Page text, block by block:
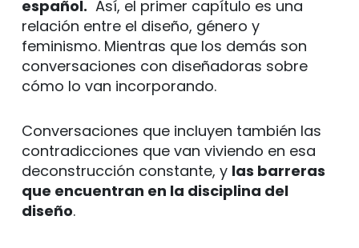
español. Así, el primer capítulo es una
relación entre el diseño, género y
feminismo. Mientras que los demás son
conversaciones con diseñadoras sobre
cómo lo van incorporando.
Conversaciones que incluyen también las
contradicciones que van viviendo en esa
deconstrucción constante, y las barreras
que encuentran en la disciplina del
diseño.